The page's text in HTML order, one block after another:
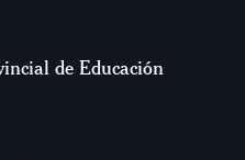
de Educación